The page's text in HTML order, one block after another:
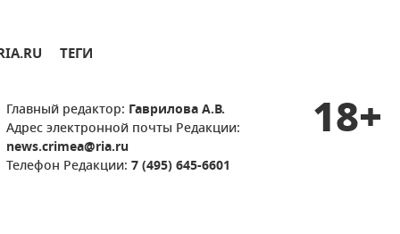
ТЕГИ
Главный редактор: Гаврилова А.В.
Адрес электронной почты Редакции:
news.crimea@ria.ru
Телефон Редакции: 7 (495) 645-6601
18+